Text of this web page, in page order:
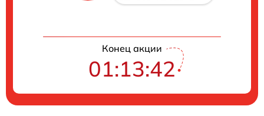
Конец акции
01:13:41